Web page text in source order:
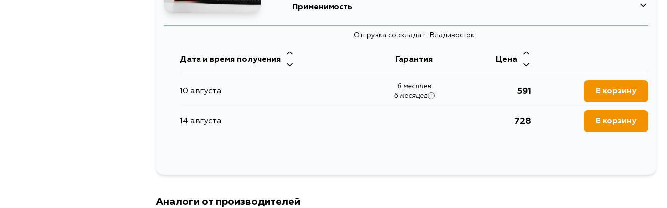
Масса, кг
Применимость
Двигатель
CD3, CD4, CD5, CD7, CE1, CD6, CF2, CD8, RA1, RA2, RA3, RA4
Отгрузка со склада г. Владивосток
Дата и время получения Гарантия Цена
10 августа
6 месяцев
6 месяцев
i
591 В корзину
14 августа 728 В корзину
Аналоги от производителей